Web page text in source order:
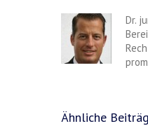
Dr.
Ähnliche